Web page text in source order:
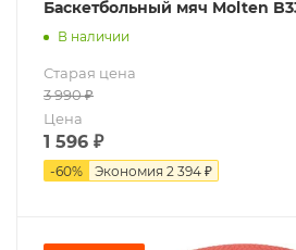
Баскетбольный мяч Molten
В наличии
Старая цена
3 990₽
Цена
1 596 ₽
-60% Экономия 2 394 ₽